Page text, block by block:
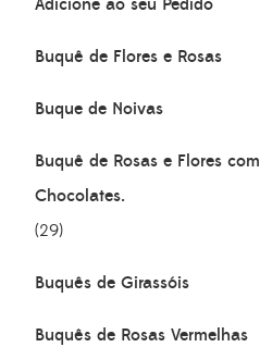
Adicione ao seu Pedido
Buquê de Flores e Rosas
Buque de Noivas
Buquê de Rosas e Flores com
Chocolates.
(29)
Buquês de Girassóis
Buquês de Rosas Vermelhas